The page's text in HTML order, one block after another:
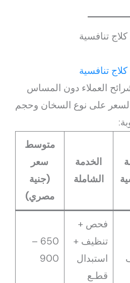
تنافسية
تنافسية
العملاء دون المساس
السعر على نوع السخان وحجم
الخدمة
الشاملة
متوسط
سعر
(جنية
مصري)
فحص +
تنظيف +
استبدال
قطـع
650 –
900